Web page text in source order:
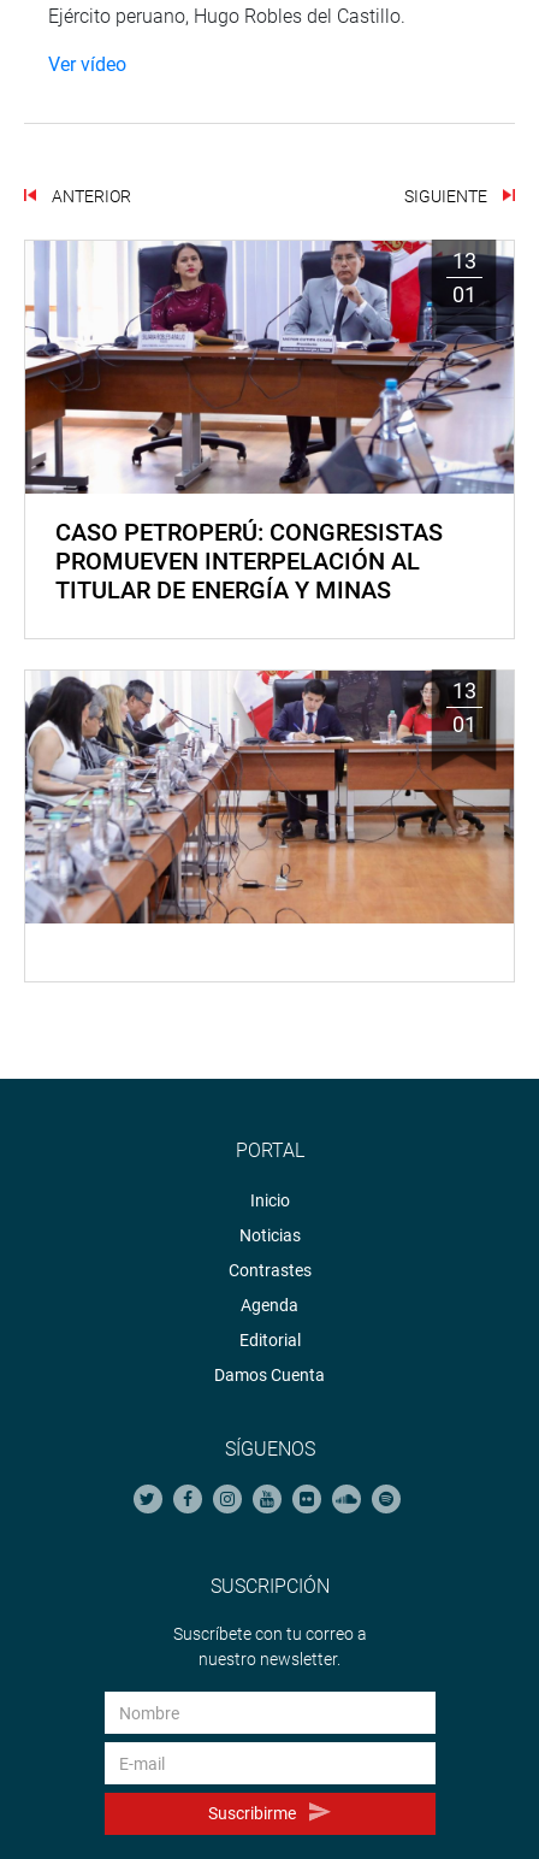
Ejército peruano, Hugo Robles del Castillo.
Ver vídeo
ANTERIOR SIGUIENTE
13
01
CASO PETROPERÚ: CONGRESISTAS
PROMUEVEN INTERPELACIÓN AL
TITULAR DE ENERGÍA Y MINAS
13
01
PORTAL
Inicio
Noticias
Contrastes
Agenda
Editorial
Damos Cuenta
SÍGUENOS
SUSCRIPCIÓN
Suscríbete con tu correo a
nuestro newsletter.
Suscribirme